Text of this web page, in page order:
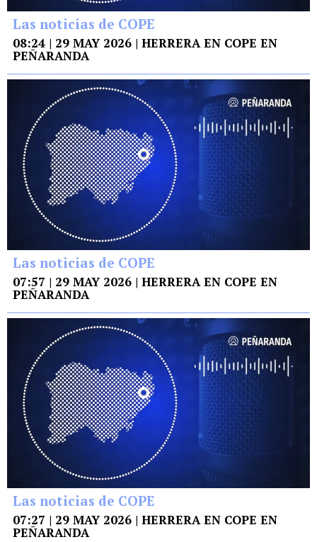
Las noticias de COPE
08:24 | 29 MAY 2026 | HERRERA EN COPE EN
PEÑARANDA
Las noticias de COPE
07:57 | 29 MAY 2026 | HERRERA EN COPE EN
PEÑARANDA
Las noticias de COPE
07:27 | 29 MAY 2026 | HERRERA EN COPE EN
PEÑARANDA